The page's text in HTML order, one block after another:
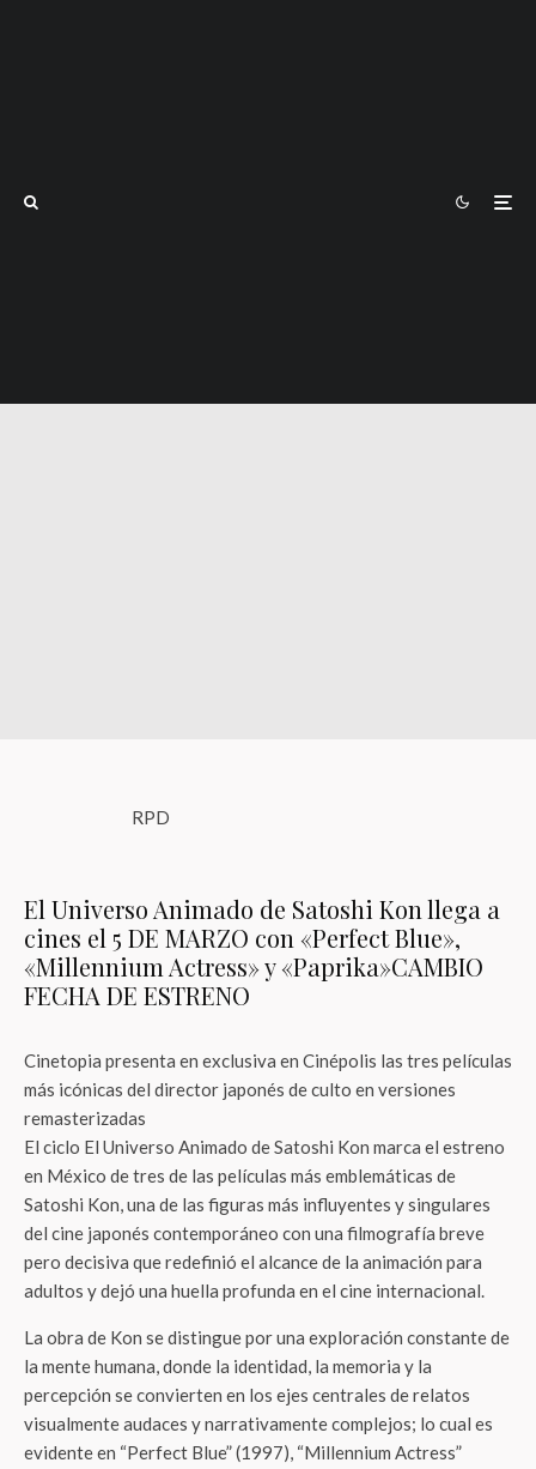
RPD
El Universo Animado de Satoshi Kon llega a
cines el 5 DE MARZO con «Perfect Blue»,
«Millennium Actress» y «Paprika»CAMBIO
FECHA DE ESTRENO
Cinetopia presenta en exclusiva en Cinépolis las tres películas
más icónicas del director japonés de culto en versiones
remasterizadas
El ciclo El Universo Animado de Satoshi Kon marca el estreno
en México de tres de las películas más emblemáticas de
Satoshi Kon, una de las figuras más influyentes y singulares
del cine japonés contemporáneo con una filmografía breve
pero decisiva que redefinió el alcance de la animación para
adultos y dejó una huella profunda en el cine internacional.
La obra de Kon se distingue por una exploración constante de
la mente humana, donde la identidad, la memoria y la
percepción se convierten en los ejes centrales de relatos
visualmente audaces y narrativamente complejos; lo cual es
evidente en “Perfect Blue” (1997), “Millennium Actress”